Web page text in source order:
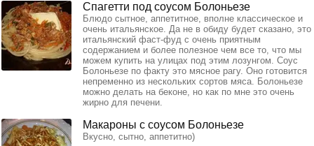
Спагетти под соусом Болоньезе
Блюдо сытное, аппетитное, вполне классическое и
очень итальянское. Да не в обиду будет сказано, это
итальянский фаст-фуд с очень приятным
содержанием и более полезное чем все то, что мы
можем купить на улицах под этим лозунгом. Соус
Болоньезе по факту это мясное рагу. Оно готовится
непременно из нескольких сортов мяса. Болоньезе
можно делать на беконе, но как по мне это очень
жирно для печени.
Макароны с соусом Болоньезе
Вкусно, сытно, аппетитно)